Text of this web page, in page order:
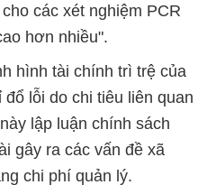
các xét nghiệm PCR
hơn nhiều".
hình tài chính trì trệ của
lỗi do chi tiêu liên quan
lập luận chính sách
gây ra các vấn đề xã
chi phí quản lý.